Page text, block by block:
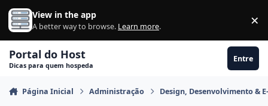
Ir para conteúdo
View in the app
A better way to browse. Learn more. ×
Portal do Host
Dicas para quem hospeda
Entre
Página Inicial Administração Design, Desenvolvimento &